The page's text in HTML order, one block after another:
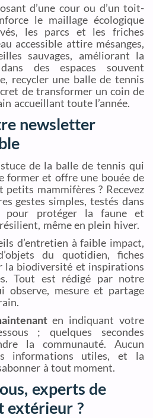
d’une cour ou d’un toit-
le maillage écologique
les parcs et les friches
accessible attire mésanges,
sauvages, améliorant la
des espaces souvent
recycler une balle de tennis
de transformer un coin de
accueillant toute l’année.
newsletter
de la balle de tennis qui
former et offre une bouée de
petits mammifères ? Recevez
gestes simples, testés dans
pour protéger la faune et
même en plein hiver.
d’entretien à faible impact,
du quotidien, fiches
la biodiversité et inspirations
Tout est rédigé par notre
observe, mesure et partage
en indiquant votre
; quelques secondes
la communauté. Aucun
informations utiles, et la
à tout moment.
experts de
extérieur ?